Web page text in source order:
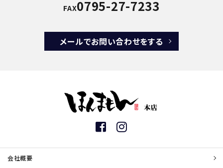
FAX0795-27-7233
メールでお問い合わせをする
会社概要